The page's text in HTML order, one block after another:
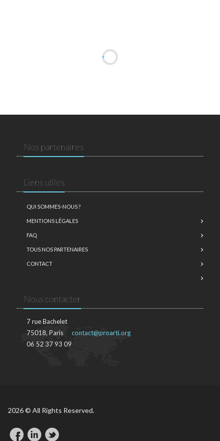
Nos partenaires
Liens utiles
QUI SOMMES-NOUS ?
MENTIONS LÉGALES
FAQ
TOUS NOS PARTENAIRES
CONTACT
Nous contacter
7 rue Bachelet
75018, Paris
06 52 37 93 09
contact@proarti.org
2026 © All Rights Reserved.